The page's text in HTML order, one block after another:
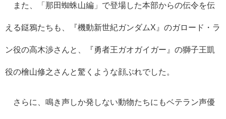
また、「那田蜘蛛山編」で登場した本部からの伝令を伝
える鎹鴉たちも、『機動新世紀ガンダムX 』のガロード・ラ
ン役の高木渉さんと、『勇者王ガオガイガー』の獅子王凱
役の檜山修之さんと驚くような顔ぶれでした。
さらに、鳴き声しか発しない動物たちにもベテラン声優